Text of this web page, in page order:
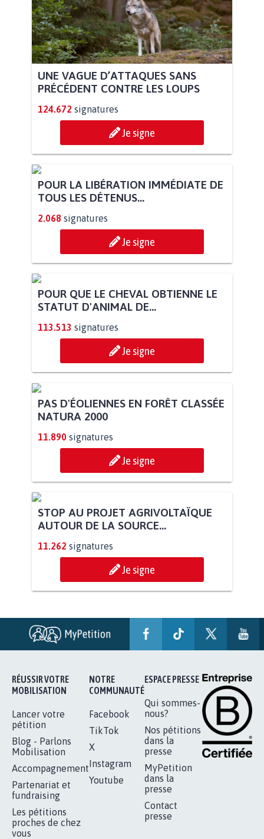
UNE VAGUE D’ATTAQUES SANS
PRÉCÉDENT CONTRE LES LOUPS
124.672 signatures
Je signe
POUR LA LIBÉRATION IMMÉDIATE DE
TOUS LES DÉTENUS...
2.068 signatures
Je signe
POUR QUE LE CHEVAL OBTIENNE LE
STATUT D'ANIMAL DE...
113.513 signatures
Je signe
PAS D'ÉOLIENNES EN FORÊT CLASSÉE
NATURA 2000
11.890 signatures
Je signe
STOP AU PROJET AGRIVOLTAÏQUE
AUTOUR DE LA SOURCE...
11.262 signatures
Je signe
RÉUSSIR VOTRE
MOBILISATION
Lancer votre
pétition
Blog - Parlons
Mobilisation
Accompagnement
Partenariat et
fundraising
Les pétitions
proches de chez
vous
NOTRE
COMMUNAUTÉ
Facebook
TikTok
X
Instagram
Youtube
ESPACE PRESSE
Qui sommes-
nous?
Nos pétitions
dans la
presse
MyPetition
dans la
presse
Contact
presse